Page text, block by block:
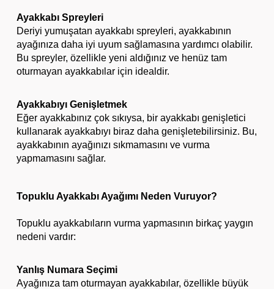
Ayakkabı Spreyleri
Deriyi yumuşatan ayakkabı spreyleri, ayakkabının
ayağınıza daha iyi uyum sağlamasına yardımcı olabilir.
Bu spreyler, özellikle yeni aldığınız ve henüz tam
oturmayan ayakkabılar için idealdir.
Ayakkabıyı Genişletmek
Eğer ayakkabınız çok sıkıysa, bir ayakkabı genişletici
kullanarak ayakkabıyı biraz daha genişletebilirsiniz. Bu,
ayakkabının ayağınızı sıkmamasını ve vurma
yapmamasını sağlar.
Topuklu Ayakkabı Ayağımı Neden Vuruyor?
Topuklu ayakkabıların vurma yapmasının birkaç yaygın
nedeni vardır:
Yanlış Numara Seçimi
Ayağınıza tam oturmayan ayakkabılar, özellikle büyük